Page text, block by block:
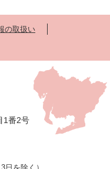
の取扱い
1番2号